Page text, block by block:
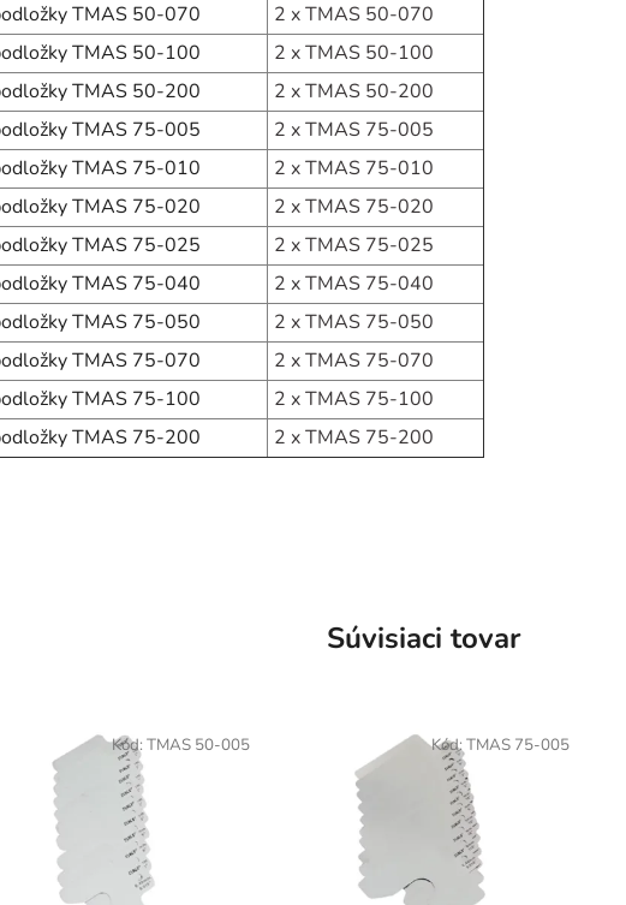
TMAS 50-070
2 xTMAS 50-070
TMAS 50-100
2 xTMAS 50-100
TMAS 50-200
2 xTMAS 50-200
TMAS 75-005
2 xTMAS 75-005
TMAS 75-010
2 xTMAS 75-010
TMAS 75-020
2 xTMAS 75-020
TMAS 75-025
2 xTMAS 75-025
TMAS 75-040
2 xTMAS 75-040
TMAS 75-050
2 xTMAS 75-050
TMAS 75-070
2 xTMAS 75-070
TMAS 75-100
2 xTMAS 75-100
TMAS 75-200
2 xTMAS 75-200
Súvisiaci tovar
Kód: TMAS 50-005 Kód:TMAS 75-005